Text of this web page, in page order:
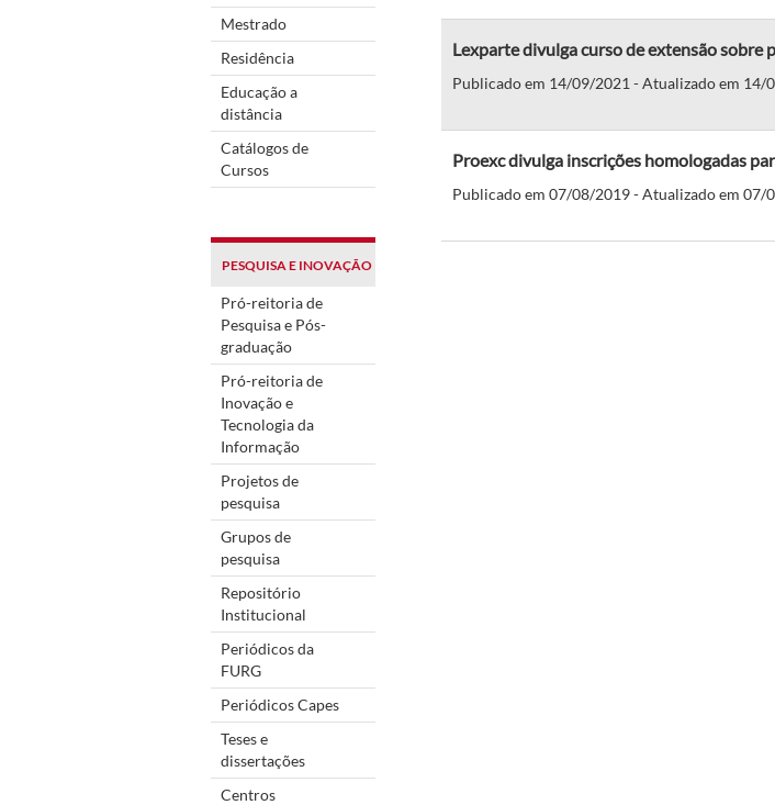
Mestrado
Residência
Educação a
distância
Catálogos de
Cursos
PESQUISA E INOVAÇÃO
Pró-reitoria de
Pesquisa e Pós-
graduação
Pró-reitoria de
Inovação e
Tecnologia da
Informação
Projetos de
pesquisa
Grupos de
pesquisa
Repositório
Institucional
Periódicos da
FURG
Periódicos Capes
Teses e
dissertações
Centros
Lexparte divulga curso de extensão sobre
Publicado em 14/09/2021 - Atualizado em 14/
Proexc divulga inscrições homologadas
Publicado em 07/08/2019 - Atualizado em 07/